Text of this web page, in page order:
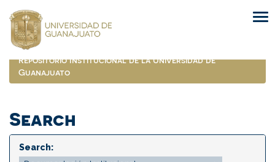
navigation
Repositorio Institucional de la Universidad de
Guanajuato
Search
Search: